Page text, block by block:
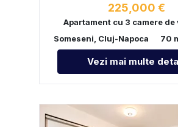
225,000 €
Apartament cu 3 camere de
Someseni, Cluj-Napoca
70
Vezi mai multe